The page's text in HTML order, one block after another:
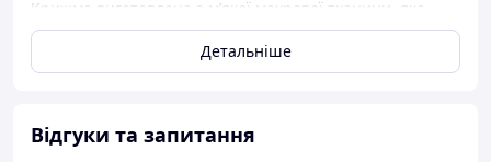
Крижма виготовлена з м’якої махрової тканини, яка
добре вбирає вологу та приємна до ніжної шкіри
Має зручний куточок та красиву вишивку, що додає
Підходить для новонароджених та малюків, може
використовуватись після купання або як пам’ятна річ
Детальніше
Відгуки та запитання